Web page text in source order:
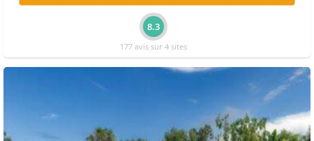
8.3
177 avis sur 4 sites